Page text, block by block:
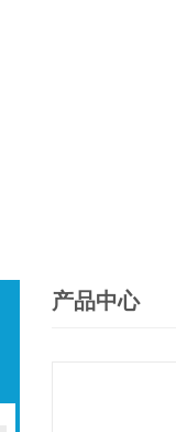
产品中心